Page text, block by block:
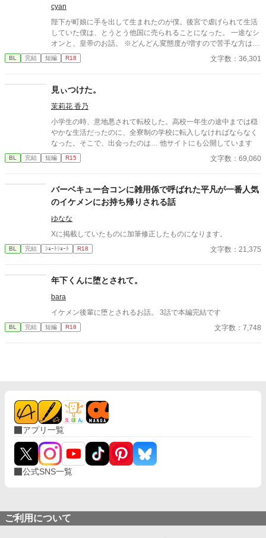
cyan
陛下が町娘に手を出して生まれたのが僕。後宮で虐げられて生活
していた僕は、とうとう他国に売られることになった。 一途なシ
オンと、皇帝のお話。 ※どんどん変態度が増すので苦手な方はお
気を付けください。
BL 完結 短編 R18 文字数：36,301
見ぃつけた。
茉莉花 香乃
小学生の時、意地悪されて転校した。高校一年生の途中までは穏
やかな生活だったのに、全寮制の学校に転入しなければならなく
なった。そこで、出会ったのは… 他サイトにも公開しています
BL 完結 短編 R15 文字数：69,060
バーベキュー合コンに雑用係で呼ばれた平凡が一番人気
のイケメンにお持ち帰りされる話
ゆなな
Xに掲載していたものに加筆修正したものになります。
BL 完結 ｼｮｰﾄｼｮｰﾄ R18 文字数：21,375
年下くんに堕とされて。
bara
イケメン後輩に堕とされるお話。 3話で本編完結です
BL 完結 短編 R18 文字数：7,748
アプリ一覧
公式SNS一覧
ご利用について